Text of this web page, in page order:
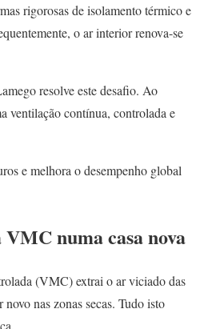
rigorosas de isolamento térmico e
o ar interior renova-se
resolve este desafio. Ao
ventilação contínua, controlada e
e melhora o desempenho global
numa casa nova
(VMC) extrai o ar viciado das
nas zonas secas. Tudo isto